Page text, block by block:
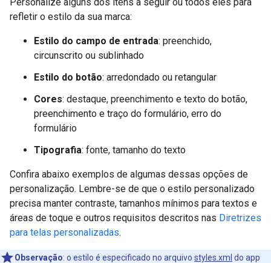
refletir o estilo da sua marca:
Estilo do campo de entrada: preenchido,
circunscrito ou sublinhado
Estilo do botão: arredondado ou retangular
Cores: destaque, preenchimento e texto do botão,
preenchimento e traço do formulário, erro do
formulário
Tipografia: fonte, tamanho do texto
Confira abaixo exemplos de algumas dessas opções de
personalização. Lembre-se de que o estilo personalizado
precisa manter contraste, tamanhos mínimos para textos e
áreas de toque e outros requisitos descritos nas Diretrizes
para telas personalizadas.
Observação: o estilo é especificado no arquivo styles.xml do app